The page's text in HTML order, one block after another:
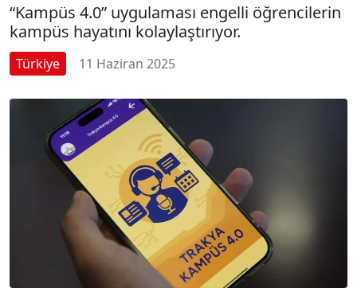
“Kampüs 4.0” uygulaması engelli öğrencilerin
kampüs hayatını kolaylaştırıyor.
Türkiye 11 Haziran 2025